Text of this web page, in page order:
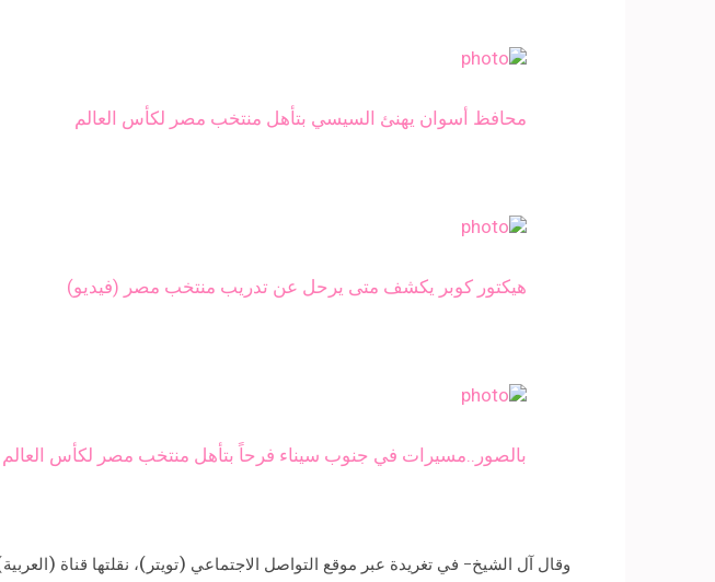
محافظ أسوان يهنئ السيسي بتأهل منتخب مصر لكأس العالم
هيكتور كوبر يكشف متى يرحل عن تدريب منتخب مصر (فيديو)
بالصور..مسيرات في جنوب سيناء فرحاً بتأهل منتخب مصر لكأس العالم